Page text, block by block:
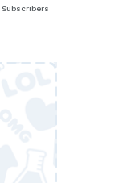
Subscribers